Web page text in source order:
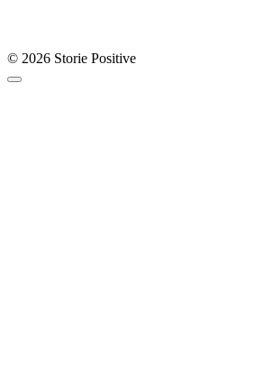
© 2026 Storie Positive